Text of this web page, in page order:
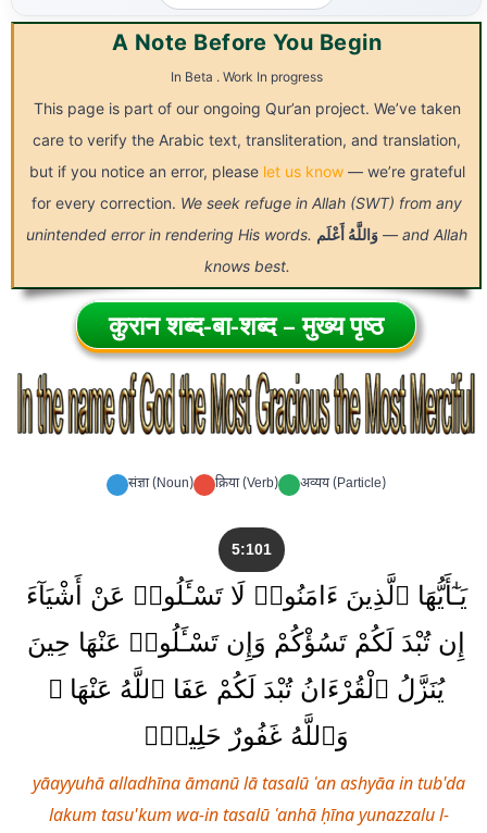
A Note Before You Begin
In Beta . Work In progress
This page is part of our ongoing Qur’an project. We’ve taken
care to verify the Arabic text, transliteration, and translation,
but if you notice an error, please let us know— we’re grateful
for every correction. We seek refuge in Allah (SWT) from any
unintended error in rendering His words.
وَاللَّهُ أَعْلَم
— and Allah
knows best.
कुरान शब्द-बा-शब्द – मुख्य पृष्ठ
संज्ञा (Noun) क्रिया (Verb) अव्यय (Particle)
5:101
يَـٰٓأَيُّهَا ٱلَّذِينَ ءَامَنُوا۟ لَا تَسْـَٔلُوا۟ عَنْ أَشْيَآءَ
إِن تُبْدَ لَكُمْ تَسُؤْكُمْ وَإِن تَسْـَٔلُوا۟ عَنْهَا حِينَ
يُنَزَّلُ ٱلْقُرْءَانُ تُبْدَ لَكُمْ عَفَا ٱللَّهُ عَنْهَا ۗ
وَٱللَّهُ غَفُورٌ حَلِيمٌۭ
yāayyuhā alladhīna āmanū lā tasalū ʿan ashyāa in tub'da
lakum tasu'kum wa-in tasalū ʿanhā ḥīna yunazzalu l-